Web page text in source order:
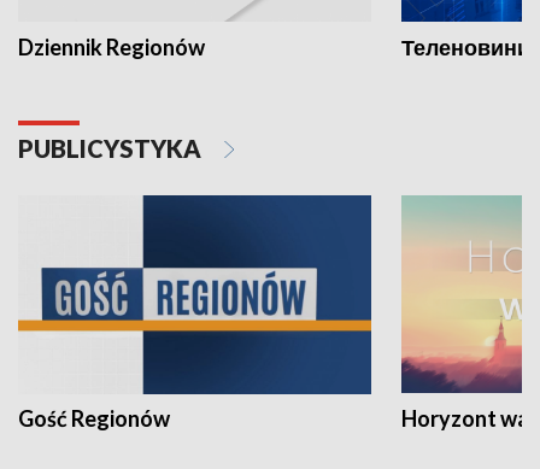
Dziennik Regionów Теленовини
PUBLICYSTYKA
Gość Regionów Horyzont